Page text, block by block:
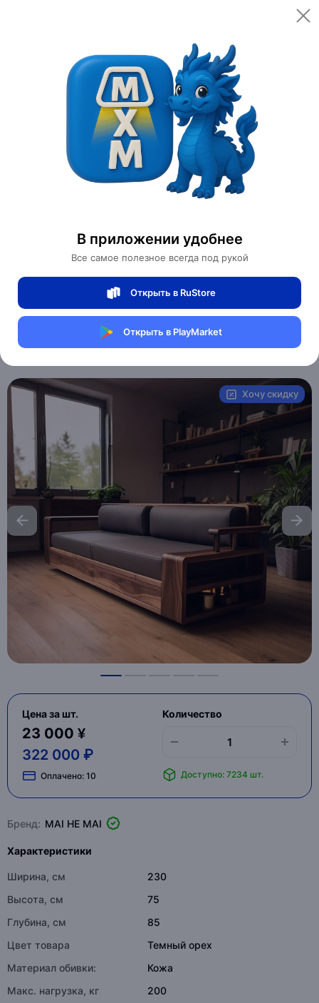
В приложении удобнее
Все самое полезное всегда под рукой
Открыть в RuStore
Открыть в PlayMarket
Открыть
Категории
Мебель для дома и офиса
Мебель для дома
Диван
Прямой диван Brenda темный орех, кожа,
230*85*75 см
0 отзывов
Хочу скидку
Цена за шт.
23 000 ¥
322 000 ₽
Оплачено: 10
Количество
Доступно: 7234 шт.
Бренд: MAI HE MAI
Характеристики
Ширина, см
230
Высота, см
75
Глубина, см
85
Цвет товара
Темный орех
Материал обивки:
Кожа
Макс. нагрузка, кг
200